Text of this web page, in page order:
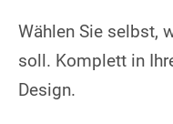
Wählen Sie selbst,
soll. Komplett in
Design.